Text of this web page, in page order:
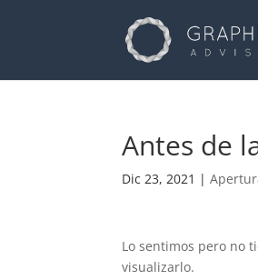
Antes de
Dic 23, 2021 |
Lo sentimos pero no
visualizarlo.